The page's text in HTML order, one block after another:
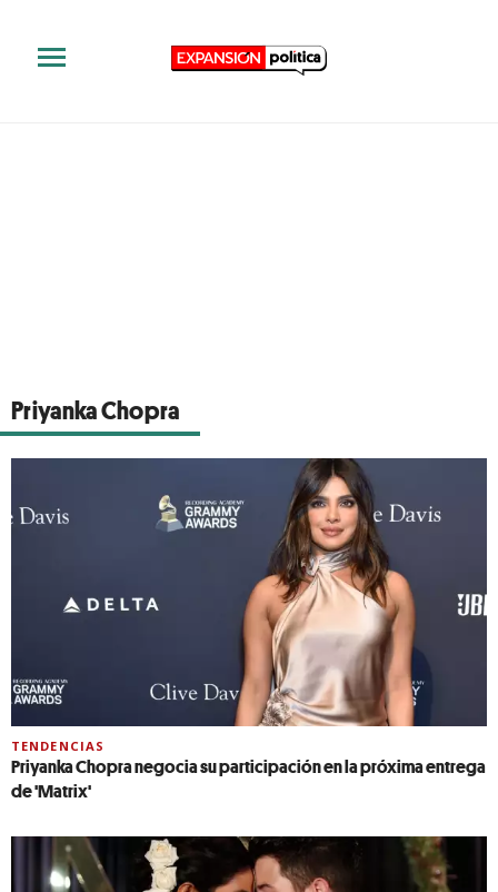
Priyanka Chopra
TENDENCIAS
Priyanka Chopra negocia su participación en la próxima entrega
de 'Matrix'